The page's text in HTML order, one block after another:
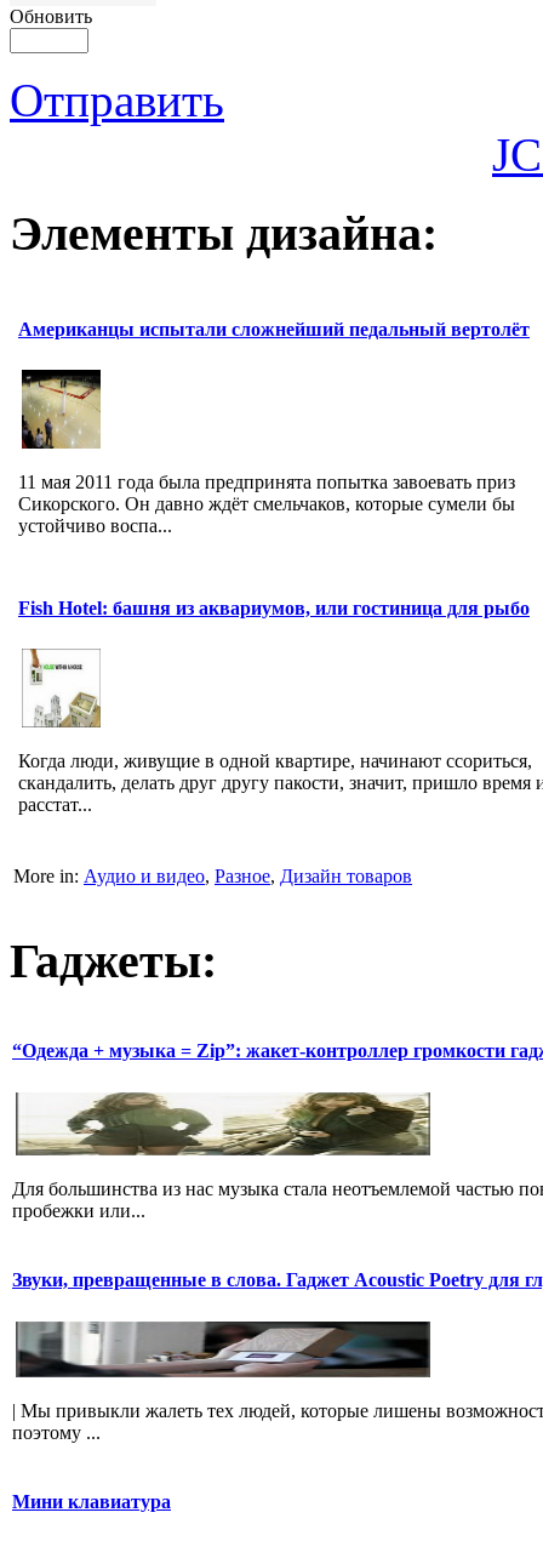
Обновить
Отправить
Элементы дизайна:
Американцы испытали сложнейший педальный вертолёт
11 мая 2011 года была предпринята попытка завоевать приз
Сикорского. Он давно ждёт смельчаков, которые сумели бы
устойчиво воспа...
Fish Hotel: башня из аквариумов, или гостиница для рыбо
Когда люди, живущие в одной квартире, начинают ссориться,
скандалить, делать друг другу пакости, значит, пришло время
расстат...
More in: Аудио и видео, Разное, Дизайн товаров
Гаджеты:
“Одежда + музыка = Zip”: жакет-контроллер громкости
Для большинства из нас музыка стала неотъемлемой частью
пробежки или...
Звуки, превращенные в слова. Гаджет Acoustic Poetry для
| Мы привыкли жалеть тех людей, которые лишены
поэтому ...
Мини клавиатура